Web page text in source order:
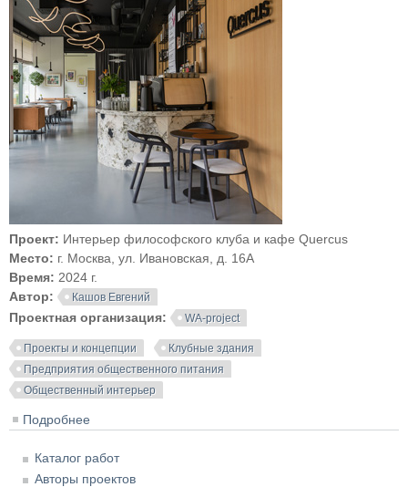
Проект: Интерьер философского клуба и кафе Quercus
Место: г. Москва, ул. Ивановская, д. 16А
Время: 2024 г.
Автор:
Кашов Евгений
Проектная организация: WA-project
Проекты и концепции
Клубные здания
Предприятия общественного питания
Общественный интерьер
Подробнее
Каталог работ
Авторы проектов